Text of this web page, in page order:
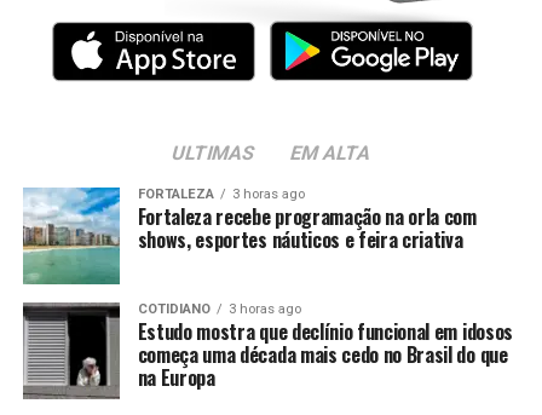
ULTIMAS EM ALTA
FORTALEZA 3 horas ago
Fortaleza recebe programação na orla com
shows, esportes náuticos e feira criativa
COTIDIANO 3 horas ago
Estudo mostra que declínio funcional em idosos
começa uma década mais cedo no Brasil do que
na Europa